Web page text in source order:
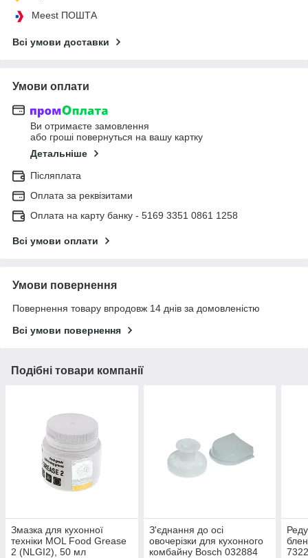
Meest ПОШТА
Всі умови доставки
Умови оплати
Ви отримаєте замовлення
або гроші повернуться на вашу картку
Детальніше
Післяплата
Оплата за реквізитами
Оплата на карту банку - 5169 3351 0861 1258
Всі умови оплати
Умови повернення
Повернення товару впродовж 14 днів за домовленістю
Всі умови повернення
Подібні товари компанії
Змазка для кухонної
техніки MOL Food Grease
2 (NLGI2), 50 мл
З'єднання до осі
овочерізки для кухонного
комбайну Bosch 032884